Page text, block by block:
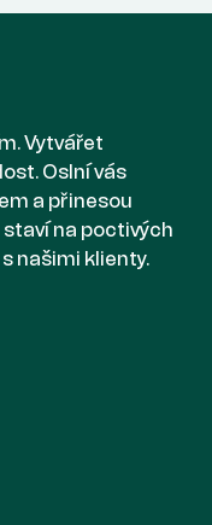
Vytvářet
Oslní vás
a přinesou
staví na poctivých
našimi klienty.